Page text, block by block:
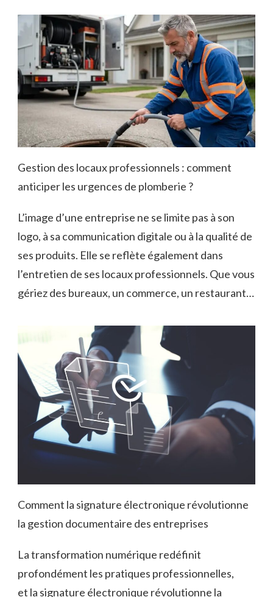
Gestion des locaux professionnels : comment
anticiper les urgences de plomberie ?
L’image d’une entreprise ne se limite pas à son
logo, à sa communication digitale ou à la qualité de
ses produits. Elle se reflète également dans
l’entretien de ses locaux professionnels. Que vous
gériez des bureaux, un commerce, un restaurant…
Comment la signature électronique révolutionne
la gestion documentaire des entreprises
La transformation numérique redéfinit
profondément les pratiques professionnelles,
et la signature électronique révolutionne la